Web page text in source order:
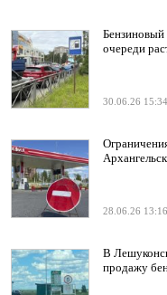
Бензиновый
очереди
30.06.26 15:34
28.06.26 13:16
В
продажу